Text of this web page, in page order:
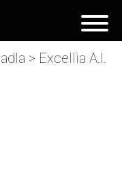
> Excellia A.I.